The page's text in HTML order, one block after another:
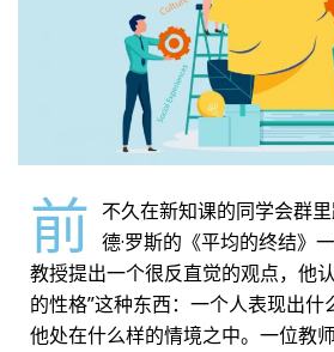
前 不久在新知课的同学会群
德·罗斯的《平均的终结》
教授提出一个很反直觉的观点，他
的性格”这种东西：一个人表现出
他处在什么样的情境之中。一位教